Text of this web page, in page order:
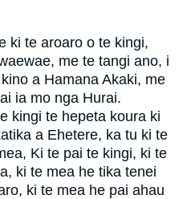
ki te aroaro o te kingi,
me te tangi ano, i
a Hamana Akaki, me
ia mo nga Hurai.
kingi te hepeta koura ki
a Ehetere, ka tu ki te
Ki te pai te kingi, ki te
ki te mea he tika tenei
ki te mea he pai ahau